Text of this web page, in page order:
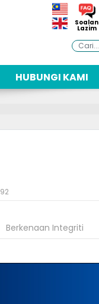
Soalan
Lazim
HUBUNGI KAMI
Berkenaan Integriti